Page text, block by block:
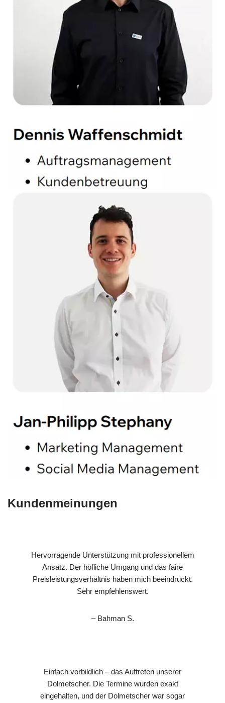
Kundenmeinungen
Hervorragende Unterstützung mit professionellem
Ansatz. Der höfliche Umgang und das faire
Preisleistungsverhältnis haben mich beeindruckt.
Sehr empfehlenswert.
– Bahman S.
Einfach vorbildlich – das Auftreten unserer
Dolmetscher. Die Termine wurden exakt
eingehalten, und der Dolmetscher war sogar